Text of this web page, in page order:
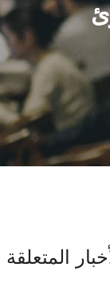
المتعلقة